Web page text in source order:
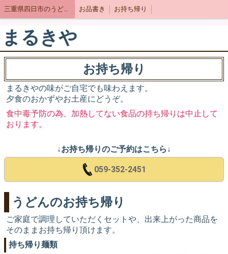
三重県四日市のうどん店まるきや お品書き お持ち帰り
まるきや
お持ち帰り
まるきやの味がご自宅でも味わえます。
夕食のおかずやお土産にどうぞ。
食中毒予防の為、加熱してない食品の持ち帰りは中止して
おります。
↓お持ち帰りのご予約はこちら↓
059-352-2451
うどんのお持ち帰り
ご家庭で調理していただくセットや、出来上がった商品を
そのままお持ち帰り頂けます。
持ち帰り麺類